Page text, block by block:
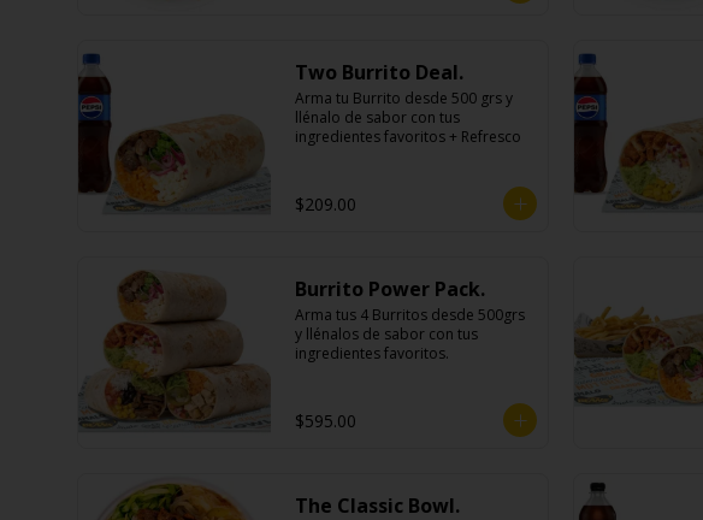
Two Burrito Deal.
Arma tu Burrito desde 500 grs y
llénalo de sabor con tus
ingredientes favoritos + Refresco
$209.00
Burrito Power Pack.
Arma tus 4 Burritos desde 500grs
y llénalos de sabor con tus
ingredientes favoritos.
$595.00
The Classic Bowl.